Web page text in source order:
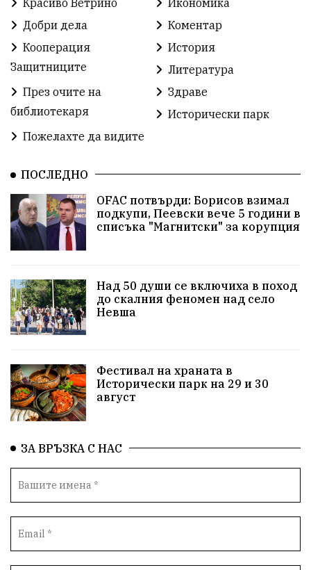
Красиво Ветрино
Икономика
Добри дела
Коментар
Кооперация
Защитниците
История
Литература
През очите на
библиотекаря
Здраве
Исторически парк
Пожелахте да видите
ПОСЛЕДНО
OFAC потвърди: Борисов взимал
подкупи, Пеевски вече 5 години в
списъка "Магнитски" за корупция
Над 50 души се включиха в поход
до скалния феномен над село
Невша
Фестивал на храната в
Исторически парк на 29 и 30
август
ЗА ВРЪЗКА С НАС